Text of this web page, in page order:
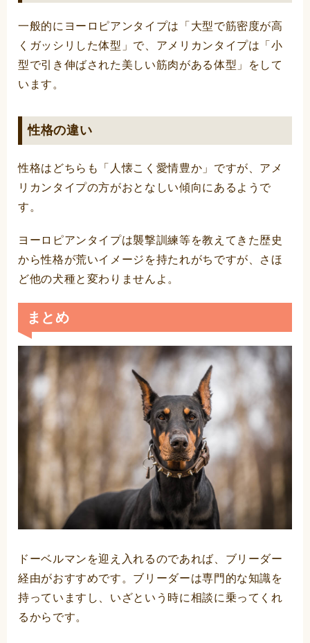
一般的にヨーロピアンタイプは「大型で筋密度が高
くガッシリした体型」で、アメリカンタイプは「小
型で引き伸ばされた美しい筋肉がある体型」をして
います。
性格の違い
性格はどちらも「人懐こく愛情豊か」ですが、アメ
リカンタイプの方がおとなしい傾向にあるようで
す。
ヨーロピアンタイプは襲撃訓練等を教えてきた歴史
から性格が荒いイメージを持たれがちですが、さほ
ど他の犬種と変わりませんよ。
まとめ
ドーベルマンを迎え入れるのであれば、ブリーダー
経由がおすすめです。ブリーダーは専門的な知識を
持っていますし、いざという時に相談に乗ってくれ
るからです。